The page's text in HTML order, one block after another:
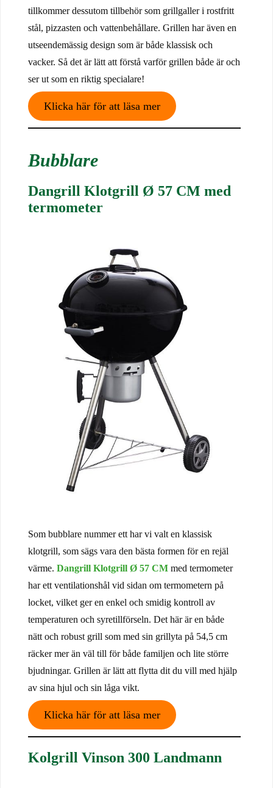
tillkommer dessutom tillbehör som grillgaller i rostfritt
stål, pizzasten och vattenbehållare. Grillen har även en
utseendemässig design som är både klassisk och
vacker. Så det är lätt att förstå varför grillen både är och
ser ut som en riktig specialare!
Klicka här för att läsa mer
Bubblare
Dangrill Klotgrill Ø 57 CM med
termometer
Som bubblare nummer ett har vi valt en klassisk
klotgrill, som sägs vara den bästa formen för en rejäl
värme. Dangrill Klotgrill Ø 57 CM med termometer
har ett ventilationshål vid sidan om termometern på
locket, vilket ger en enkel och smidig kontroll av
temperaturen och syretillförseln. Det här är en både
nätt och robust grill som med sin grillyta på 54,5 cm
räcker mer än väl till för både familjen och lite större
bjudningar. Grillen är lätt att flytta dit du vill med hjälp
av sina hjul och sin låga vikt.
Klicka här för att läsa mer
Kolgrill Vinson 300 Landmann